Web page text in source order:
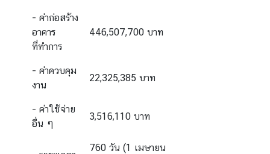
- ค่าก่อสร้าง
อาคาร
ที่ทำการ
446,507,700 บาท
- ค่าควบคุม
งาน
22,325,385 บาท
- ค่าใช้จ่าย
อื่น ๆ
3,516,110 บาท
760 วัน (1 เมษายน